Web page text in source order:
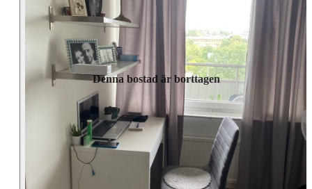
Denna bostad är borttagen